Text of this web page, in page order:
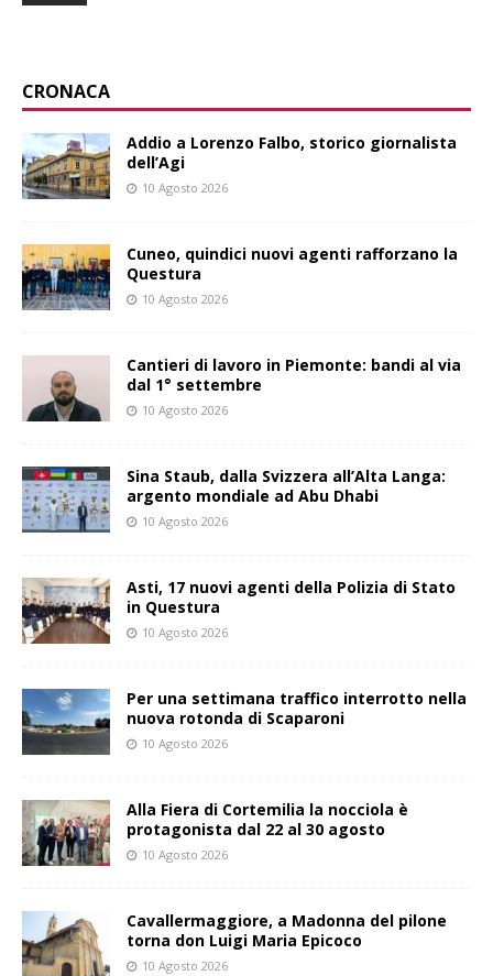
CRONACA
Addio a Lorenzo Falbo, storico giornalista
dell’Agi
10 Agosto 2026
Cuneo, quindici nuovi agenti rafforzano la
Questura
10 Agosto 2026
Cantieri di lavoro in Piemonte: bandi al via
dal 1° settembre
10 Agosto 2026
Sina Staub, dalla Svizzera all’Alta Langa:
argento mondiale ad Abu Dhabi
10 Agosto 2026
Asti, 17 nuovi agenti della Polizia di Stato
in Questura
10 Agosto 2026
Per una settimana traffico interrotto nella
nuova rotonda di Scaparoni
10 Agosto 2026
Alla Fiera di Cortemilia la nocciola è
protagonista dal 22 al 30 agosto
10 Agosto 2026
Cavallermaggiore, a Madonna del pilone
torna don Luigi Maria Epicoco
10 Agosto 2026